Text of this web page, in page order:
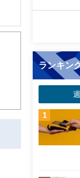
宅
ランキン